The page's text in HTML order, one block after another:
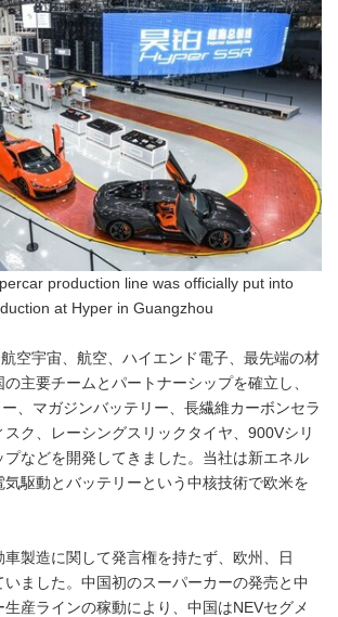
production line was officially put into
at Hyper in Guangzhou
空宇宙、航空、ハイエンド電子、最先端の材
主要チームとパートナーシップを確立し、
、マガジンバッテリー、長繊維カーボンセラ
スク、レーシングスリックタイヤ、900Vシリ
プなどを開発してきました。当社は新エネル
気駆動とバッテリーという中核技術で欧米を
車製造に関して発言権を持たず、欧州、日
ました。中国初のスーパーカーの発売と中
生産ラインの稼動により、中国はNEVセグメ